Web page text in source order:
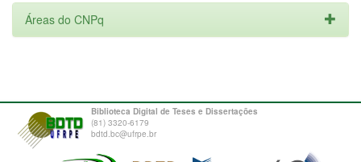
Áreas do CNPq
Biblioteca Digital de Teses e Dissertações
(81) 3320-6179
bdtd.bc@ufrpe.br